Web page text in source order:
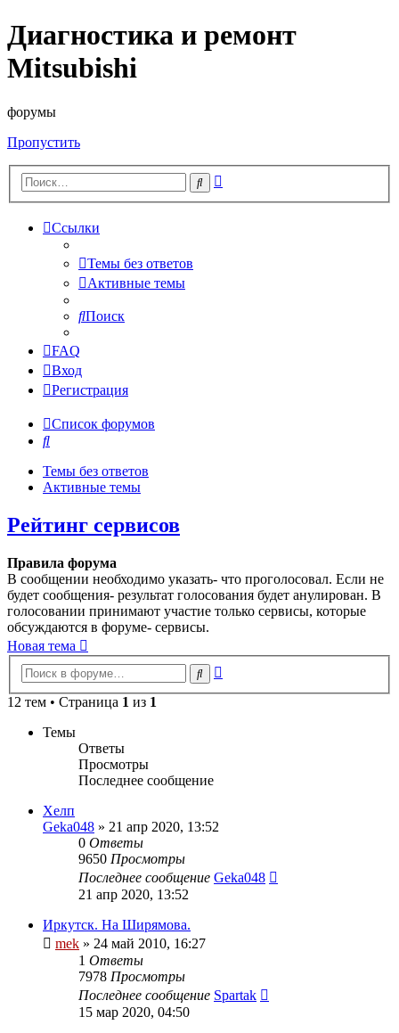
Диагностика и ремонт
Mitsubishi
форумы
Пропустить
Поиск
Ссылки
Темы без ответов
Активные темы
Поиск
FAQ
Вход
Регистрация
Список форумов
Поиск
Темы без ответов
Активные темы
Рейтинг сервисов
Правила форума
В сообщении необходимо указать- что проголосовал. Если не
будет сообщения- результат голосования будет анулирован. В
голосовании принимают участие только сервисы, которые
обсуждаются в форуме- сервисы.
Новая тема
Поиск
12 тем • Страница 1 из 1
Темы
Ответы
Просмотры
Последнее сообщение
Хелп
Geka048 » 21 апр 2020, 13:52
0 Ответы
9650 Просмотры
Последнее сообщение Geka048
21 апр 2020, 13:52
Иркутск. На Ширямова.
mek » 24 май 2010, 16:27
1 Ответы
7978 Просмотры
Последнее сообщение Spartak
15 мар 2020, 04:50